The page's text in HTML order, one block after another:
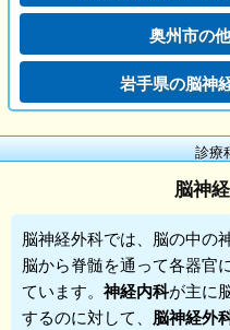
奥州市の
岩手県の脳神
診療
脳神
脳神経外科では、脳の中の
脳から脊髄を通って各器官
ています。 神経内科が主に
するのに対して、 脳神経外